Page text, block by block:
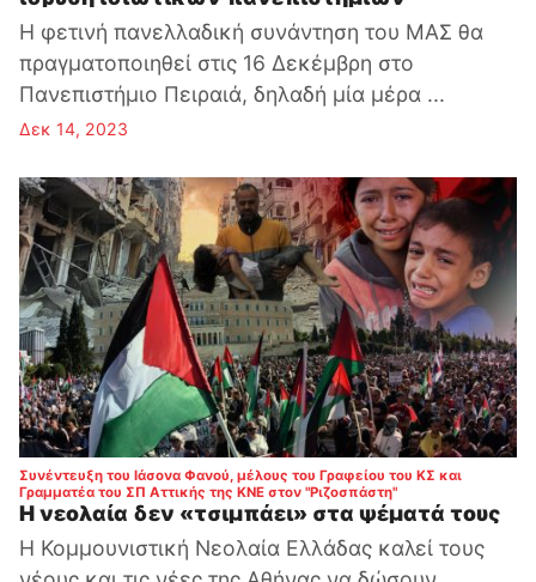
Η φετινή πανελλαδική συνάντηση του ΜΑΣ θα
πραγματοποιηθεί στις 16 Δεκέμβρη στο
Πανεπιστήμιο Πειραιά, δηλαδή μία μέρα ...
Δεκ 14, 2023
Συνέντευξη του Ιάσονα Φανού, μέλους του Γραφείου του ΚΣ και
Γραμματέα του ΣΠ Αττικής της ΚΝΕ στον "Ριζοσπάστη":
Η νεολαία δεν «τσιμπάει» στα ψέματά τους
Η Κομμουνιστική Νεολαία Ελλάδας καλεί τους